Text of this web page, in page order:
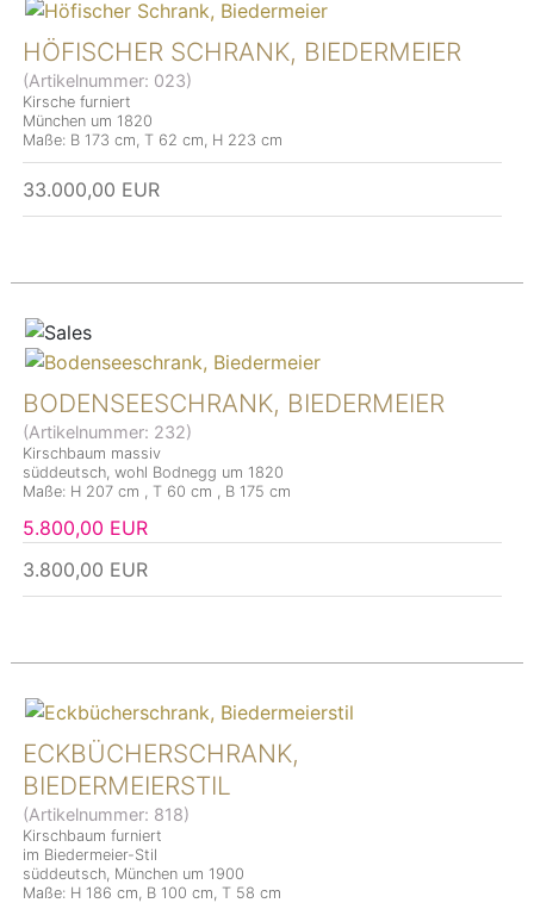
HÖFISCHER SCHRANK, BIEDERMEIER
(Artikelnummer: 023)
Kirsche furniert
München um 1820
Maße: B 173 cm, T 62 cm, H 223 cm
33.000,00 EUR
BODENSEESCHRANK, BIEDERMEIER
(Artikelnummer: 232)
Kirschbaum massiv
süddeutsch, wohl Bodnegg um 1820
Maße: H 207 cm , T 60 cm , B 175 cm
5.800,00 EUR
3.800,00 EUR
ECKBÜCHERSCHRANK,
BIEDERMEIERSTIL
(Artikelnummer: 818)
Kirschbaum furniert
im Biedermeier-Stil
süddeutsch, München um 1900
Maße: H 186 cm, B 100 cm, T 58 cm